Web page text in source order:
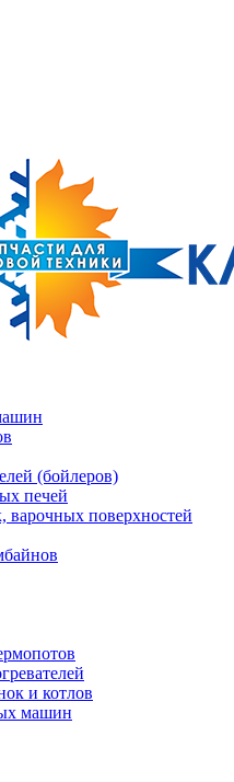
(бойлеров)
печей
варочных поверхностей
и котлов
машин